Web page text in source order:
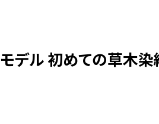
モデル 初めての草木